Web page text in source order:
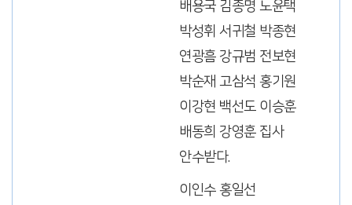
배용국 김종명 노윤택
박성휘 서귀철 박종현
연광흠 강규범 전보현
박순재 고삼석 홍기원
이강현 백선도 이승훈
배동희 강영훈 집사
안수받다.
이인수 홍일선